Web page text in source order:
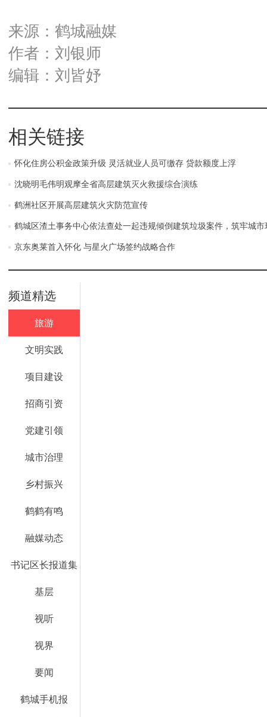
来源：鹤城融媒
作者：刘银师
编辑：刘皆妤
相关链接
怀化住房公积金政策升级 灵活就业人员可缴存 贷款额度上浮
沈晓明毛伟明观摩全省高层建筑灭火救援综合演练
鹤洲社区开展高层建筑火灾防范宣传
鹤城区渣土事务中心依法查处一起违规倾倒建筑垃圾案件，筑牢城市
京东奥莱首入怀化 与星火广场签约战略合作
频道精选
旅游
文明实践
项目建设
招商引资
党建引领
城市治理
乡村振兴
鹤鹤有鸣
融媒动态
书记区长报道集
基层
视听
视界
要闻
鹤城手机报